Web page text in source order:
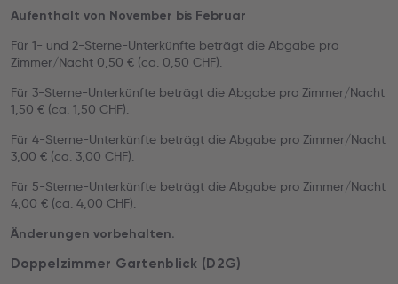
Aufenthalt von November bis Februar
Für 1- und 2-Sterne-Unterkünfte beträgt die Abgabe pro
Zimmer/Nacht 0,50 € (ca. 0,50 CHF).
Für 3-Sterne-Unterkünfte beträgt die Abgabe pro Zimmer/Nacht
1,50 € (ca. 1,50 CHF).
Für 4-Sterne-Unterkünfte beträgt die Abgabe pro Zimmer/Nacht
3,00 € (ca. 3,00 CHF).
Für 5-Sterne-Unterkünfte beträgt die Abgabe pro Zimmer/Nacht
4,00 € (ca. 4,00 CHF).
Änderungen vorbehalten.
Doppelzimmer Gartenblick (D2G)